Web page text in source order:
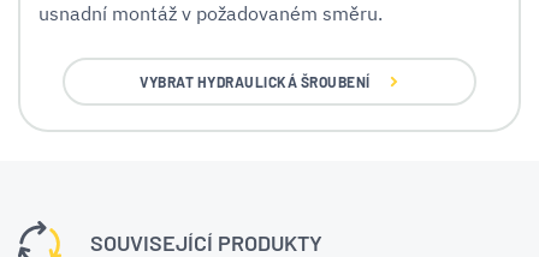
usnadní montáž v požadovaném směru.
VYBRAT HYDRAULICKÁ ŠROUBENÍ
SOUVISEJÍCÍ PRODUKTY